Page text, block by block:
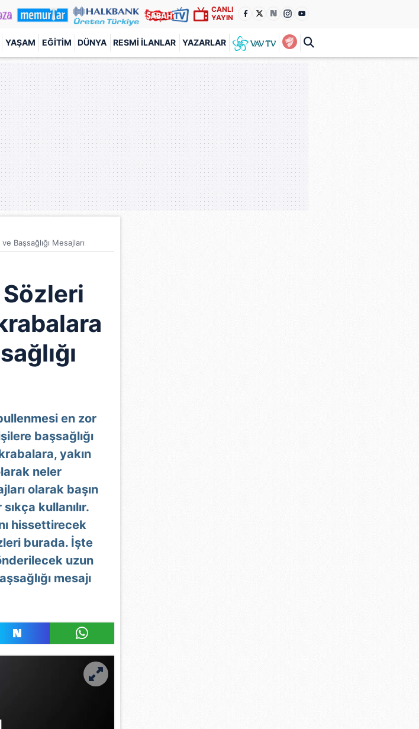
CANLI
YAYIN
YAŞAM EĞITIM DÜNYA RESMI İLANLAR YAZARLAR
Başsağlığı Mesajları
Sözleri
en zor
başsağlığı
yakın
neler
olarak başın
kullanılır.
hissettirecek
burada. İşte
uzun
mesajı